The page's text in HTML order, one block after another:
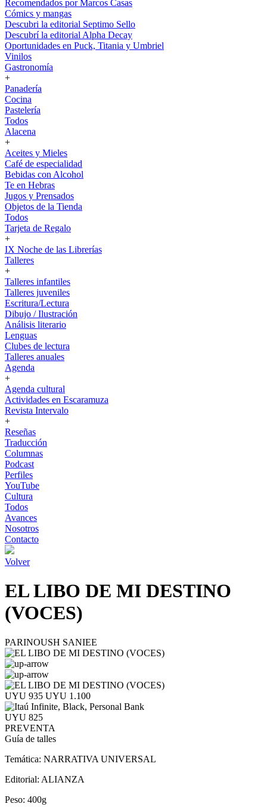
Recomendados por Marcos Casas
Cómics y mangas
Descubri la editorial Septimo Sello
Descubrí la editorial Alpha Decay
Oportunidades en Puck, Titania y Umbriel
Vinilos
Gastronomía
+
Panadería
Cocina
Pastelería
Todos
Alacena
+
Aceites y Mieles
Café de especialidad
Bebidas con Alcohol
Te en Hebras
Jugos y Prensados
Objetos de la Tienda
Todos
Tarjeta de Regalo
+
IX Noche de las Librerías
Talleres
+
Talleres infantiles
Talleres juveniles
Escritura/Lectura
Dibujo / Ilustración
Análisis literario
Lenguas
Clubes de lectura
Talleres anuales
Agenda
+
Agenda cultural
Actividades en Escaramuza
Revista Intervalo
+
Reseñas
Traducción
Columnas
Podcast
Perfiles
YouTube
Cultura
Todos
Avances
Nosotros
Contacto
Volver
EL LIBO DE MI DESTINO
(VOCES)
PARINOUSH SANIEE
UYU 935 UYU 1.100
UYU 825
PREVENTA
Guía de talles
Temática: NARRATIVA UNIVERSAL
Editorial: ALIANZA
Peso: 400g